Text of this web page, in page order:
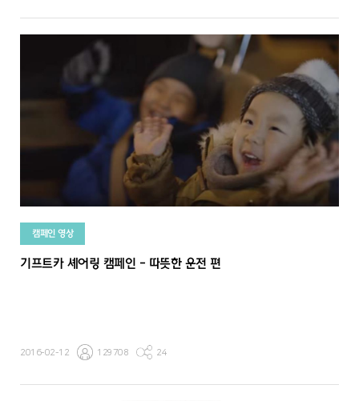
캠페인 영상
기프트카 셰어링 캠페인 - 따뜻한 운전 편
2016-02-12 129708 24